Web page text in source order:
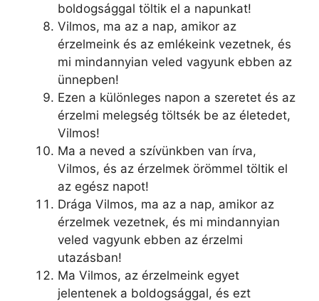
boldogsággal töltik el a napunkat!
Vilmos, ma az a nap, amikor az
érzelmeink és az emlékeink vezetnek, és
mi mindannyian veled vagyunk ebben az
ünnepben!
Ezen a különleges napon a szeretet és az
érzelmi melegség töltsék be az életedet,
Vilmos!
Ma a neved a szívünkben van írva,
Vilmos, és az érzelmek örömmel töltik el
az egész napot!
Drága Vilmos, ma az a nap, amikor az
érzelmek vezetnek, és mi mindannyian
veled vagyunk ebben az érzelmi
utazásban!
Ma Vilmos, az érzelmeink egyet
jelentenek a boldogsággal, és ezt